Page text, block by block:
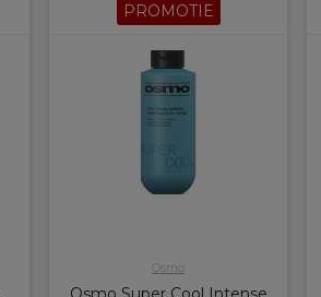
PROMOTIE
Osmo